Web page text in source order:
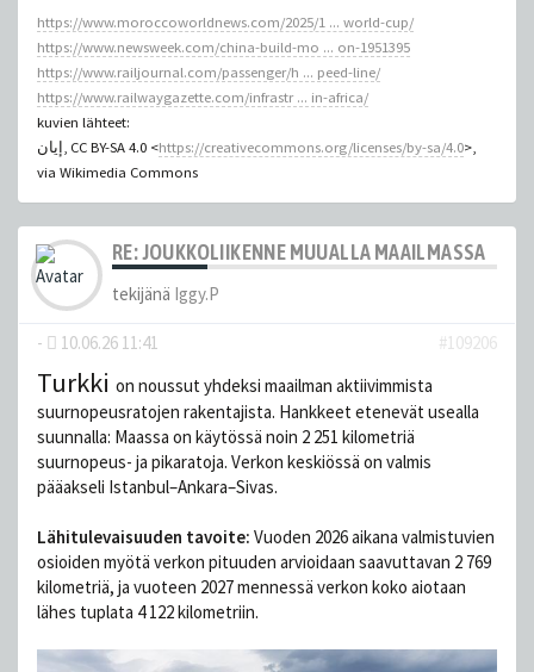
https://www.moroccoworldnews.com/2025/1 ... world-cup/
https://www.newsweek.com/china-build-mo ... on-1951395
https://www.railjournal.com/passenger/h ... peed-line/
https://www.railwaygazette.com/infrastr ... in-africa/
kuvien lähteet:
إيان, CC BY-SA 4.0 <https://creativecommons.org/licenses/by-sa/4.0>,
via Wikimedia Commons
RE: JOUKKOLIIKENNE MUUALLA MAAILMASSA
tekijänä Iggy.P
- 10.06.26 11:41 #109206
Turkki on noussut yhdeksi maailman aktiivimmista
suurnopeusratojen rakentajista. Hankkeet etenevät usealla
suunnalla: Maassa on käytössä noin 2 251 kilometriä
suurnopeus- ja pikaratoja. Verkon keskiössä on valmis
pääakseli Istanbul–Ankara–Sivas.
Lähitulevaisuuden tavoite: Vuoden 2026 aikana valmistuvien
osioiden myötä verkon pituuden arvioidaan saavuttavan 2 769
kilometriä, ja vuoteen 2027 mennessä verkon koko aiotaan
lähes tuplata 4 122 kilometriin.